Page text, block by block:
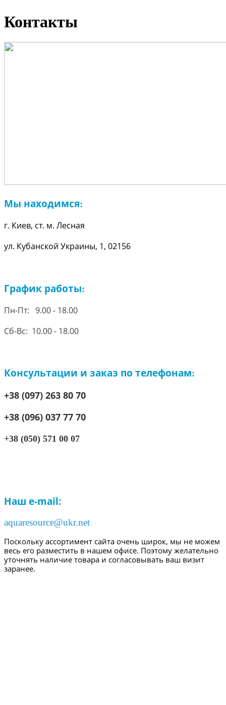
Контакты
Мы находимся:
г. Киев, ст. м. Лесная
ул. Кубанской Украины, 1, 02156
График работы:
Пн-Пт: 9.00 - 18.00
Сб-Вс: 10.00 - 18.00
Консультации и заказ по телефонам:
+38 (097) 263 80 70
+38 (096) 037 77 70
+38 (050) 571 00 07
Наш e-mail:
aquaresource@ukr.net
Поскольку ассортимент сайта очень широк, мы не можем
весь его разместить в нашем офисе. Поэтому желательно
уточнять наличие товара и согласовывать ваш визит
заранее.